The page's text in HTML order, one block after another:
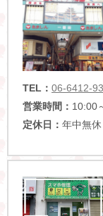
TEL： 06-6412-
営業時間： 10:00
定休日： 年中無休